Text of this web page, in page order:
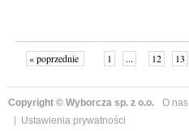
« poprzednie 1 ... 12 13
Copyright © Wyborcza sp. z o.o. O nas
Ustawienia prywatności